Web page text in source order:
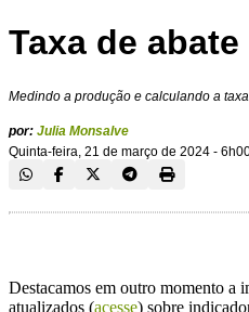
Taxa de
Medindo a produção e calculando a
por: Julia Monsalve
Quinta-feira, 21 de março de 2024 -
Destacamos em outro momento a
atualizados (acesse) sobre